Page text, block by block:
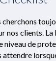
cherchons
nos clients.
niveau de
attendre